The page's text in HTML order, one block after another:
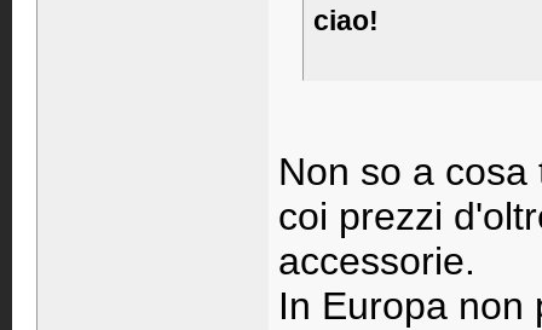
ciao!
Non so a
coi prezzi
accessorie.
In Europa non